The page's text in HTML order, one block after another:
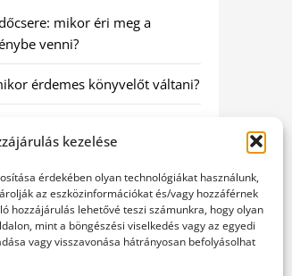
kezelése
érdekében olyan technológiákat használunk,
az eszközinformációkat és/vagy hozzáférnek
hozzájárulás lehetővé teszi számunkra, hogy olyan
mint a böngészési viselkedés vagy az egyedi
vagy visszavonása hátrányosan befolyásolhat
mikor éri meg a
venni?
érdemes könyvelőt váltani?
háttér a biztonságos
miért nem érdemes várni